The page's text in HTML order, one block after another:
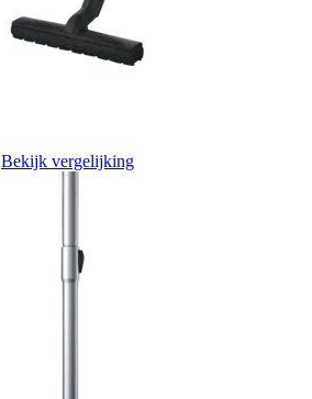
Bekijk vergelijking